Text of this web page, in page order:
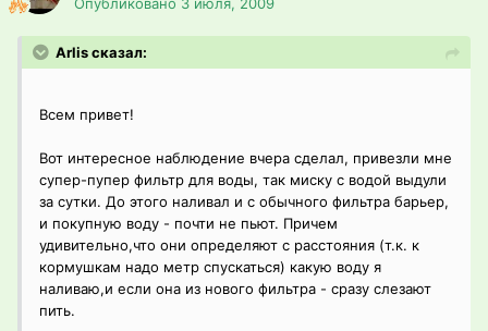
Опубликовано 3 июля, 2009
Arlis сказал:
Всем привет!
Вот интересное наблюдение вчера сделал, привезли мне
супер-пупер фильтр для воды, так миску с водой выдули
за сутки. До этого наливал и с обычного фильтра барьер,
и покупную воду - почти не пьют. Причем
удивительно,что они определяют с расстояния (т.к. к
кормушкам надо метр спускаться) какую воду я
наливаю,и если она из нового фильтра - сразу слезают
пить.